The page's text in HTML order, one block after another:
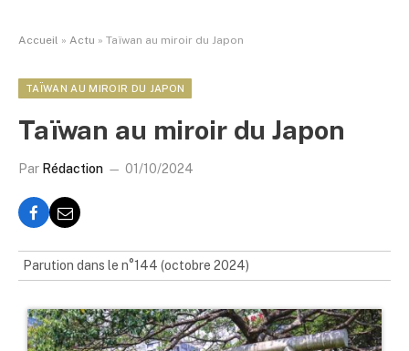
Accueil » Actu » Taïwan au miroir du Japon
TAÏWAN AU MIROIR DU JAPON
Taïwan au miroir du Japon
Par Rédaction 01/10/2024
Parution dans le n°144 (octobre 2024)